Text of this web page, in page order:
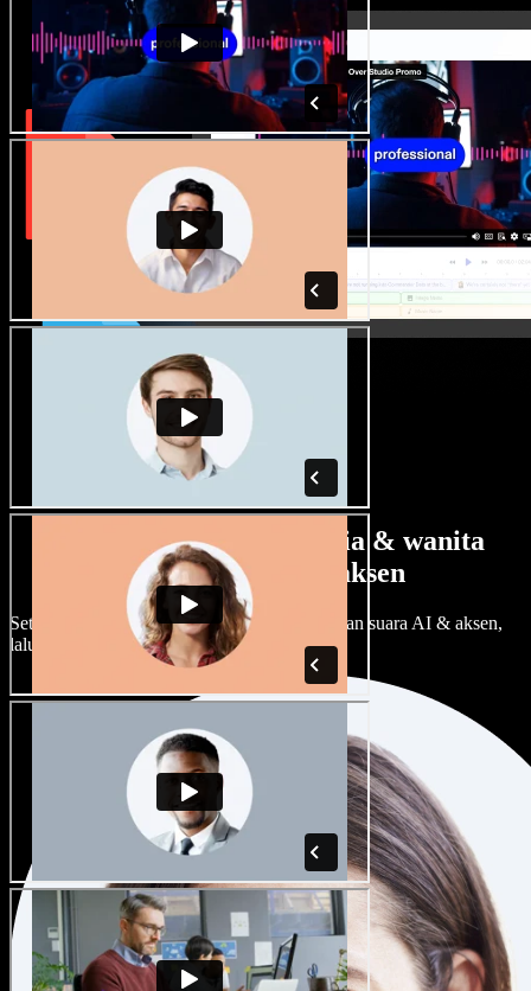
Banyak pilihan suara pria & wanita
dengan berbagai aksen
Setiap proyek bisa terdengar beda. Pilih ratusan suara AI & aksen,
lalu sesuaikan sesuka Anda.